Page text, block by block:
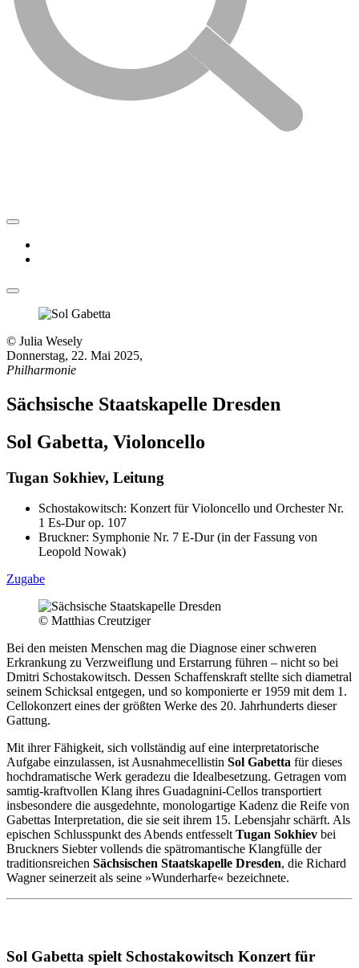
© Julia Wesely
Donnerstag, 22. Mai 2025,
Philharmonie
Sächsische Staatskapelle Dresden
Sol Gabetta, Violoncello
Tugan Sokhiev, Leitung
Schostakowitsch: Konzert für Violoncello und Orchester Nr.
1 Es-Dur op. 107
Bruckner: Symphonie Nr. 7 E-Dur (in der Fassung von
Leopold Nowak)
Zugabe
© Matthias Creutziger
Bei den meisten Menschen mag die Diagnose einer schweren
Erkrankung zu Verzweiflung und Erstarrung führen – nicht so bei
Dmitri Schostakowitsch. Dessen Schaffenskraft stellte sich diametral
seinem Schicksal entgegen, und so komponierte er 1959 mit dem 1.
Cellokonzert eines der größten Werke des 20. Jahrhunderts dieser
Gattung.
Mit ihrer Fähigkeit, sich vollständig auf eine interpretatorische
Aufgabe einzulassen, ist Ausnahmecellistin Sol Gabetta für dieses
hochdramatische Werk geradezu die Idealbesetzung. Getragen vom
samtig-kraftvollen Klang ihres Guadagnini-Cellos transportiert
insbesondere die ausgedehnte, monologartige Kadenz die Reife von
Gabettas Interpretation, die sie seit ihrem 15. Lebensjahr schärft. Als
epischen Schlusspunkt des Abends entfesselt Tugan Sokhiev bei
Bruckners Siebter vollends die spätromantische Klangfülle der
traditionsreichen Sächsischen Staatskapelle Dresden, die Richard
Wagner seinerzeit als seine »Wunderharfe« bezeichnete.
Sol Gabetta spielt Schostakowitsch Konzert für